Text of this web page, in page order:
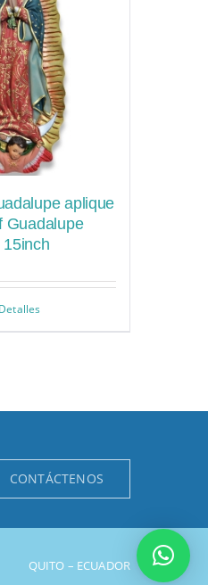
aplique
Guadalupe
15inch
Detalles
CONTÁCTENOS
QUITO – ECUADOR